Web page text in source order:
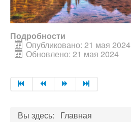
Подробности
Опубликовано: 21 мая 2024
Обновлено: 21 мая 2024
Вы здесь: Главная